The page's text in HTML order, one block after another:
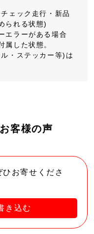
ェック走行・新品
られる状態)
エラーがある場合
属した状態。
・ステッカー等)は
客様の声
お寄せくださ
き込む